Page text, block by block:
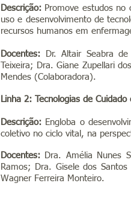
Descrição: Promove estudos no
uso e desenvolvimento de
recursos humanos em
Docentes: Dr. Altair Seabra
Teixeira; Dra. Giane Zupellari
Mendes (Colaboradora).
Linha 2: Tecnologias de
Descrição: Engloba o
coletivo no ciclo vital, na
Docentes: Dra. Amélia Nunes
Ramos; Dra. Gisele dos
Wagner Ferreira Monteiro.